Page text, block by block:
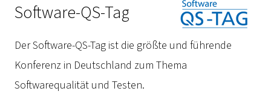
Software-QS-Tag
Der Software-QS-Tag ist die größte und führende
Konferenz in Deutschland zum Thema
Softwarequalität und Testen.